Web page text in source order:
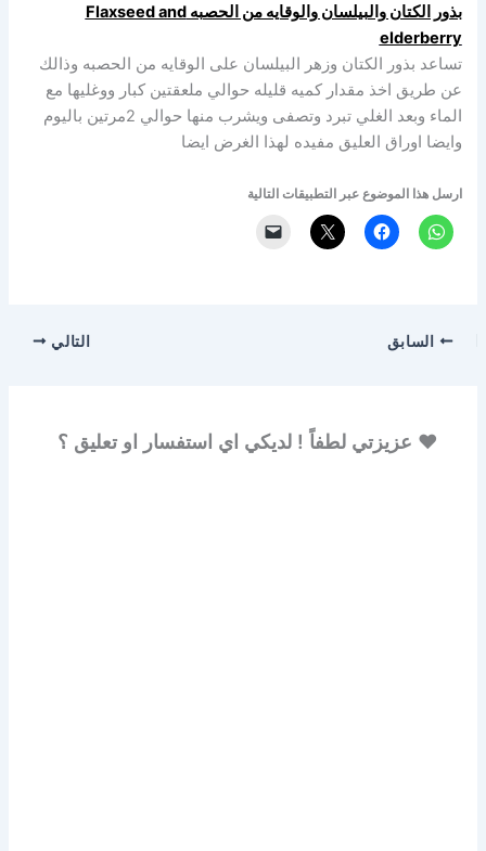
بذور الكتان والبيلسان والوقايه من الحصبه Flaxseed and
elderberry
تساعد بذور الكتان وزهر البيلسان على الوقايه من الحصبه وذالك
عن طريق اخذ مقدار كميه قليله حوالي ملعقتين كبار ووغليها مع
الماء وبعد الغلي تبرد وتصفى ويشرب منها حوالي 2مرتين باليوم
وايضا اوراق العليق مفيده لهذا الغرض ايضا
ارسل هذا الموضوع عبر التطبيقات التالية
السابق التالي
♥ عزيزتي لطفاً ! لديكي اي استفسار او تعليق ؟